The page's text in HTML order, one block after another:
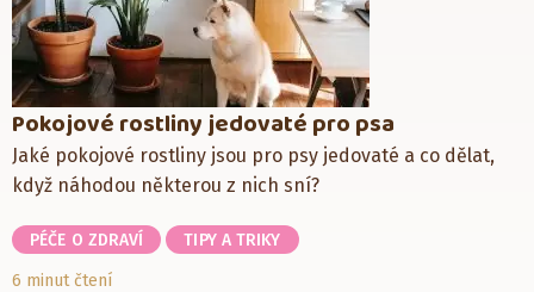
Pokojové rostliny jedovaté pro psa
Jaké pokojové rostliny jsou pro psy jedovaté a co dělat,
když náhodou některou z nich sní?
PÉČE O ZDRAVÍ
TIPY A TRIKY
6 minut čtení